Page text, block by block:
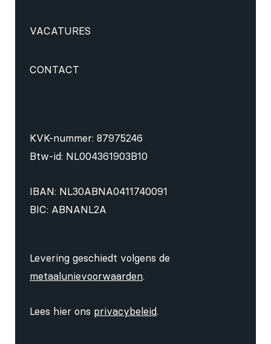
VACATURES
CONTACT
KVK-nummer: 87975246
Btw-id: NL004361903B10
IBAN: NL30ABNA0411740091
BIC: ABNANL2A
Levering geschiedt volgens de
metaalunievoorwaarden.
Lees hier ons privacybeleid.